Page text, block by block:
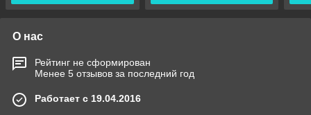
О нас
Рейтинг не сформирован
Менее 5 отзывов за последний год
Работает с 19.04.2016